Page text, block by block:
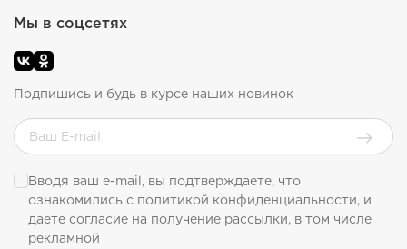
Мы в соцсетях
Подпишись и будь в курсе наших новинок
Вводя ваш e-mail, вы подтверждаете, что
ознакомились с политикой конфиденциальности, и
даете согласие на получение рассылки, в том числе
рекламной